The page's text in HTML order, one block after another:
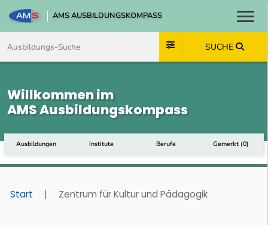
AMS AUSBILDUNGSKOMPASS
SUCHE
Willkommen im
AMS Ausbildungskompass
Ausbildungen Institute Berufe Gemerkt (0)
Start | Zentrum für Kultur und Pädagogik